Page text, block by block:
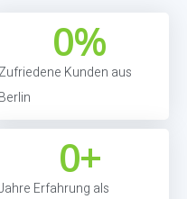
Zufriedene Kunden aus
Berlin
0%
Erfahrung als
0+